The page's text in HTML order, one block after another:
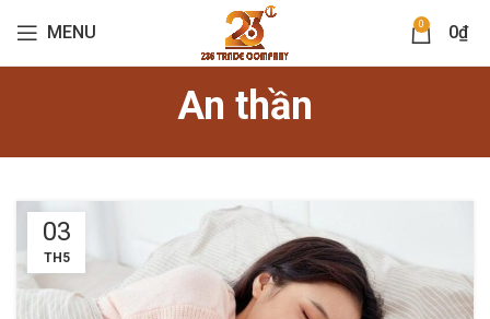
MENU 0 0₫
An thần
03
TH5